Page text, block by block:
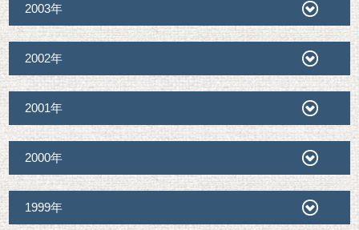
2003年
2002年
2001年
2000年
1999年